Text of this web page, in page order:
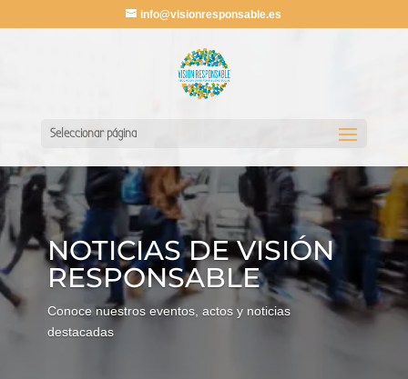
info@visionresponsable.es
Seleccionar página
NOTICIAS DE VISIÓN
RESPONSABLE
Conoce nuestros eventos, actos y noticias
destacadas